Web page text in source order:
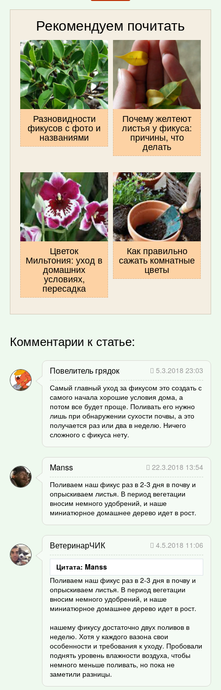
Рекомендуем почитать
Разновидности
фикусов с фото и
названиями
Почему желтеют
листья у фикуса:
причины, что
делать
Цветок
Мильтония: уход в
домашних
условиях,
пересадка
Как правильно
сажать комнатные
цветы
Комментарии к статье:
Повелитель грядок
5.3.2018 23:03
Самый главный уход за фикусом это создать с
самого начала хорошие условия дома, а
потом все будет проще. Поливать его нужно
лишь при обнаружении сухости почвы, а это
получается раз или два в неделю. Ничего
сложного с фикуса нету.
Manss
22.3.2018 13:54
Поливаем наш фикус раз в 2-3 дня в почву и
опрыскиваем листья. В период вегетации
вносим немного удобрений, и наше
миниатюрное домашнее дерево идет в рост.
ВетеринарЧИК 4.5.2018 11:06
Цитата: Manss
Поливаем наш фикус раз в 2-3 дня в почву и
опрыскиваем листья. В период вегетации
вносим немного удобрений, и наше
миниатюрное домашнее дерево идет в рост.
нашему фикусу достаточно двух поливов в
неделю. Хотя у каждого вазона свои
особенности и требования к уходу. Пробовали
поднять уровень влажности воздуха, чтобы
немного меньше поливать, но пока не
заметили разницы.